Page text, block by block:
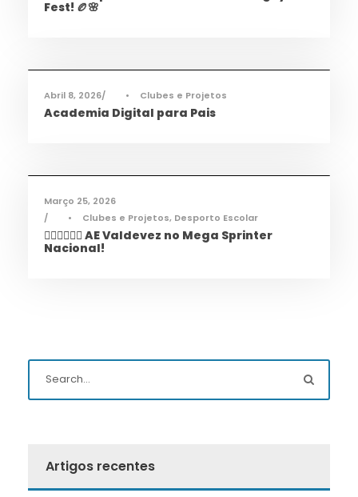
Fest! 🏉🌸
Abril 8, 2026 • Clubes e Projetos
Academia Digital para Pais
Março 25, 2026
•
Clubes e Projetos, Desporto Escolar
🏃‍♀️🏃‍♂️🏃‍♀️ AE Valdevez no Mega Sprinter
Nacional!
Artigos recentes